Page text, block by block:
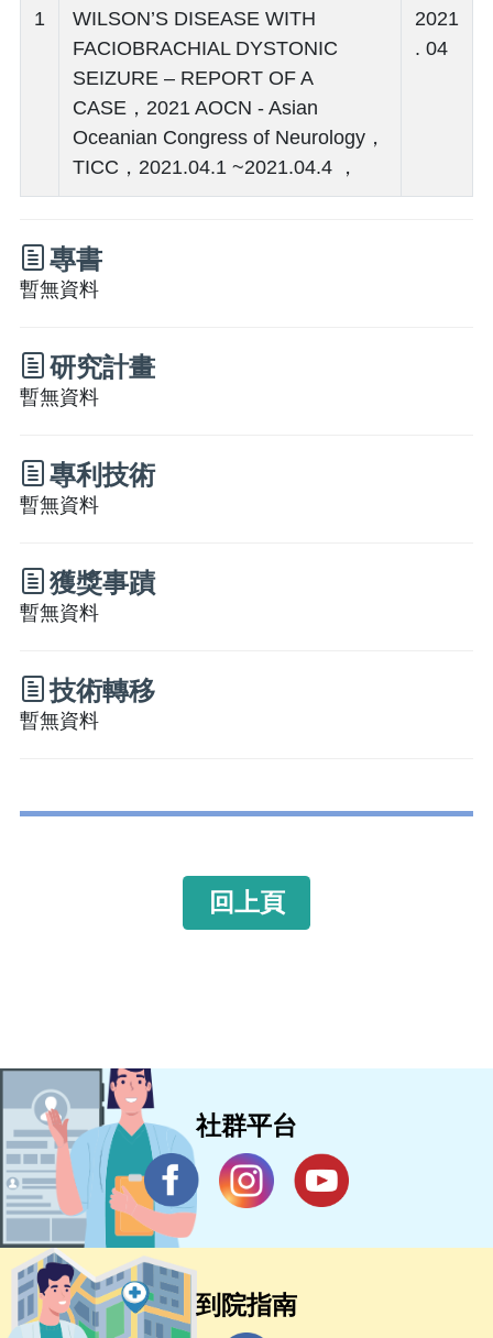
1
WILSON’S DISEASE WITH
FACIOBRACHIAL DYSTONIC
SEIZURE – REPORT OF A
CASE，2021 AOCN - Asian
Oceanian Congress of Neurology，
TICC，2021.04.1 ~2021.04.4 ，
2021
. 04
專書
暫無資料
研究計畫
暫無資料
專利技術
暫無資料
獲獎事蹟
暫無資料
技術轉移
暫無資料
回上頁
社群平台
到院指南